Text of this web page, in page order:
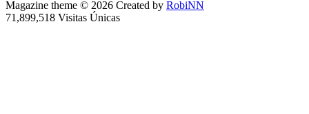
Magazine theme © 2026 Created by RobiNN
71,899,518 Visitas Únicas